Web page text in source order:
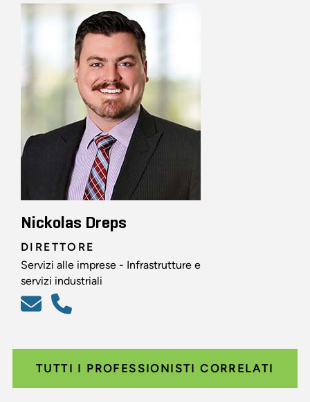
Nickolas Dreps
DIRETTORE
Servizi alle imprese - Infrastrutture e
servizi industriali
TUTTI I PROFESSIONISTI CORRELATI